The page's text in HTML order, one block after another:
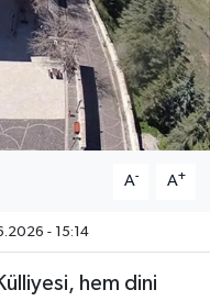
A- A+
- 15:14
hem dini